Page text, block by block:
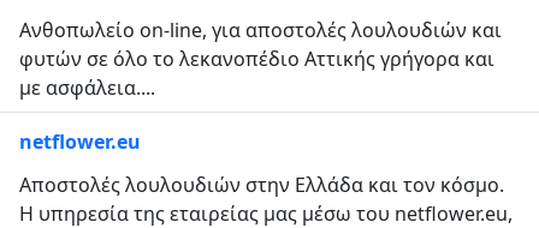
Ανθοπωλείο on-line, για αποστολές λουλουδιών και
φυτών σε όλο το λεκανοπέδιο Αττικής γρήγορα και
με ασφάλεια....
netflower.eu
Αποστολές λουλουδιών στην Ελλάδα και τον κόσμο.
Η υπηρεσία της εταιρείας μας μέσω του netflower.eu,